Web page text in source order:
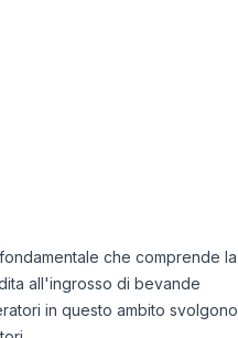
che comprende la
all'ingrosso di bevande
in questo ambito svolgono